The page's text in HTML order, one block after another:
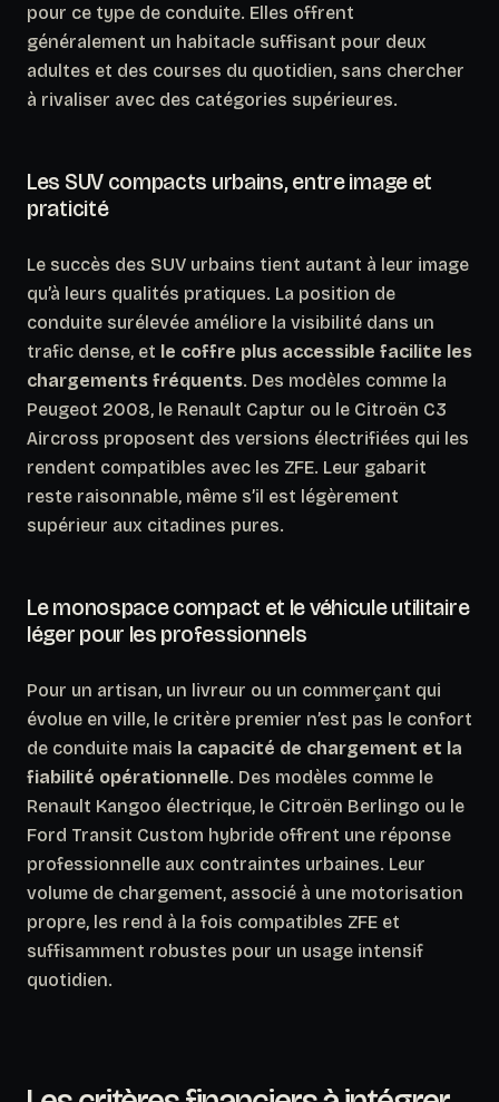
pour ce type de conduite. Elles offrent
généralement un habitacle suffisant pour deux
adultes et des courses du quotidien, sans chercher
à rivaliser avec des catégories supérieures.
Les SUV compacts urbains, entre image et
praticité
Le succès des SUV urbains tient autant à leur image
qu’à leurs qualités pratiques. La position de
conduite surélevée améliore la visibilité dans un
trafic dense, et le coffre plus accessible facilite les
chargements fréquents. Des modèles comme la
Peugeot 2008, le Renault Captur ou le Citroën C3
Aircross proposent des versions électrifiées qui les
rendent compatibles avec les ZFE. Leur gabarit
reste raisonnable, même s’il est légèrement
supérieur aux citadines pures.
Le monospace compact et le véhicule utilitaire
léger pour les professionnels
Pour un artisan, un livreur ou un commerçant qui
évolue en ville, le critère premier n’est pas le confort
de conduite mais la capacité de chargement et la
fiabilité opérationnelle. Des modèles comme le
Renault Kangoo électrique, le Citroën Berlingo ou le
Ford Transit Custom hybride offrent une réponse
professionnelle aux contraintes urbaines. Leur
volume de chargement, associé à une motorisation
propre, les rend à la fois compatibles ZFE et
suffisamment robustes pour un usage intensif
quotidien.